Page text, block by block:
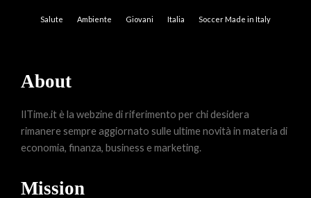
Salute Ambiente Giovani Italia Soccer Made in Italy
About
IlTime.it è la webzine di riferimento per chi desidera
rimanere sempre aggiornato sulle ultime novità in materia di
economia, finanza, business e marketing.
Mission